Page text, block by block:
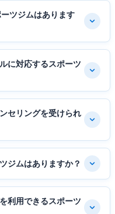
ツジムはあります
に対応するスポーツ
セリングを受けられ
ジムはありますか？
利用できるスポーツ